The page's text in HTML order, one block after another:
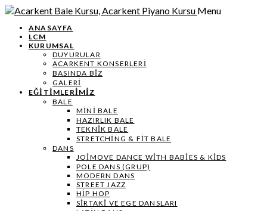
Menu
ANASAYFA
LCM
KURUMSAL
DUYURULAR
ACARKENT KONSERLERİ
BASINDA BİZ
GALERİ
EĞİTİMLERİMİZ
BALE
MİNİ BALE
HAZIRLIK BALE
TEKNIK BALE
STRETCHING & FIT BALE
DANS
JOIMOVE DANCE WITH BABIES & KIDS
POLE DANS (GRUP)
MODERN DANS
STREET JAZZ
HIP HOP
SIRTAKI VE EGE DANSLARI